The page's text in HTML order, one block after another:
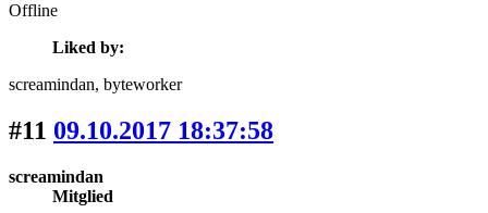
Offline
Liked by:
screamindan, byteworker
#11 09.10.2017 18:37:58
screamindan
Mitglied